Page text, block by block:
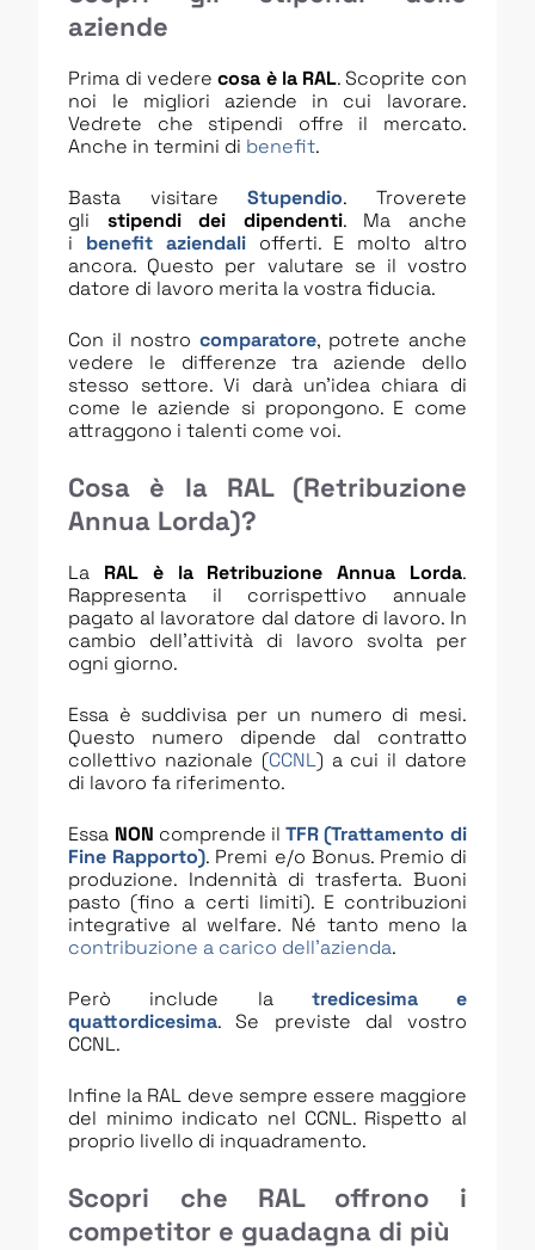
aziende
Prima di vederecosa è la RAL. Scoprite con
noi le migliori aziende in cui lavorare.
Vedrete che stipendi offre il mercato.
Anche in termini di benefit.
Basta visitareStupendio. Troverete
gli stipendi dei dipendenti. Ma anche
i benefit aziendaliofferti. E molto altro
ancora. Questo per valutare se il vostro
datore di lavoro merita la vostra fiducia.
Con il nostro comparatore, potrete anche
vedere le differenze tra aziende dello
stesso settore. Vi darà un’idea chiara di
come le aziende si propongono. E come
attraggono i talenti come voi.
Cosa è la RAL (Retribuzione
Annua Lorda)?
La RAL è la Retribuzione Annua Lorda.
Rappresenta il corrispettivo annuale
pagato al lavoratore dal datore di lavoro. In
cambio dell’attività di lavoro svolta per
ogni giorno.
Essa è suddivisa per un numero di mesi.
Questo numero dipende dal contratto
collettivo nazionale (CCNL) a cui il datore
di lavoro fa riferimento.
Essa NON comprende ilTFR (Trattamento di
Fine Rapporto). Premi e/o Bonus. Premio di
produzione. Indennità di trasferta. Buoni
pasto (fino a certi limiti). E contribuzioni
integrative al welfare. Né tanto meno la
contribuzione a carico dell’azienda.
Però include la tredicesima e
quattordicesima. Se previste dal vostro
CCNL.
Infine la RAL deve sempre essere maggiore
del minimo indicato nel CCNL. Rispetto al
proprio livello di inquadramento.
Scopri che RAL offrono i
competitor e guadagna di più